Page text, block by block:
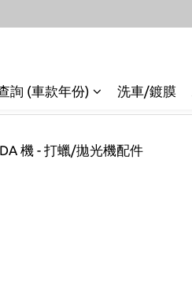
詢 (車款年份) 洗車/鍍膜
DA 機 - 打蠟/拋光機配件